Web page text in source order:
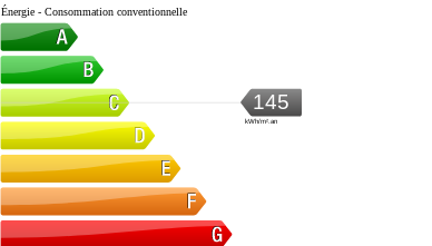
Énergie - Consommation conventionnelle
145
kWh/m².an